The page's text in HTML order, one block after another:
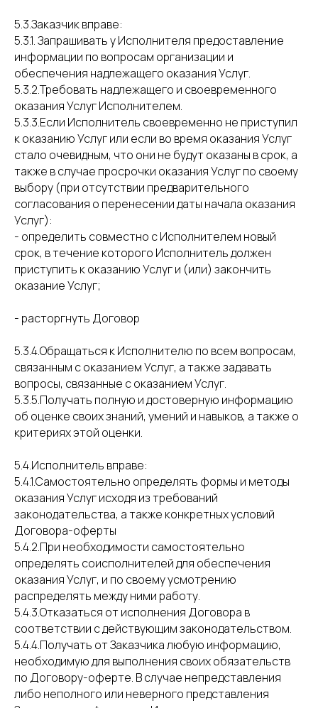
5.3.Заказчик вправе:
5.3.1. Запрашивать у Исполнителя предоставление
информации по вопросам организации и
обеспечения надлежащего оказания Услуг.
5.3.2.Требовать надлежащего и своевременного
оказания Услуг Исполнителем.
5.3.3.Если Исполнитель своевременно не приступил
к оказанию Услуг или если во время оказания Услуг
стало очевидным, что они не будут оказаны в срок, а
также в случае просрочки оказания Услуг по своему
выбору (при отсутствии предварительного
согласования о перенесении даты начала оказания
Услуг):
- определить совместно с Исполнителем новый
срок, в течение которого Исполнитель должен
приступить к оказанию Услуг и (или) закончить
оказание Услуг;
- расторгнуть Договор
5.3.4.Обращаться к Исполнителю по всем вопросам,
связанным с оказанием Услуг, а также задавать
вопросы, связанные с оказанием Услуг.
5.3.5.Получать полную и достоверную информацию
об оценке своих знаний, умений и навыков, а также о
критериях этой оценки.
5.4.Исполнитель вправе:
5.4.1.Самостоятельно определять формы и методы
оказания Услуг исходя из требований
законодательства, а также конкретных условий
Договора-оферты
5.4.2.При необходимости самостоятельно
определять соисполнителей для обеспечения
оказания Услуг, и по своему усмотрению
распределять между ними работу.
5.4.3.Отказаться от исполнения Договора в
соответствии с действующим законодательством.
5.4.4.Получать от Заказчика любую информацию,
необходимую для выполнения своих обязательств
по Договору-оферте. В случае непредставления
либо неполного или неверного представления